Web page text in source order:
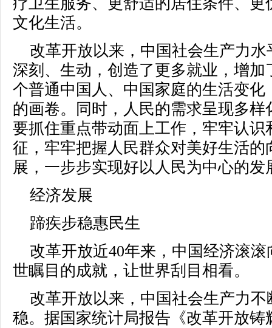
文化生活。
改革开放以来，中国社会生产力
深刻、生动，创造了更多就业，增
个普通中国人、中国家庭的生活变
的画卷。同时，人民的需求呈现多
要抓住重点带动面上工作，牢牢认
征，牢牢把握人民群众对美好生活
展，一步步实现好以人民为中心的发
经济发展
蹄疾步稳惠民生
改革开放近40年来，中国经济滚
世瞩目的成就，让世界刮目相看。
改革开放以来，中国社会生产力
稳。据国家统计局报告《改革开放